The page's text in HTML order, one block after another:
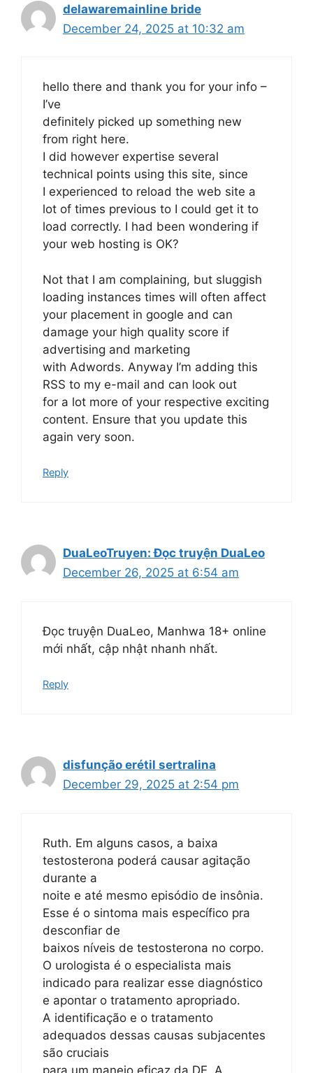
delawaremainline bride
December 24, 2025 at 10:32 am
hello there and thank you for your info –
I’ve
definitely picked up something new
from right here.
I did however expertise several
technical points using this site, since
I experienced to reload the web site a
lot of times previous to I could get it to
load correctly. I had been wondering if
your web hosting is OK?
Not that I am complaining, but sluggish
loading instances times will often affect
your placement in google and can
damage your high quality score if
advertising and marketing
with Adwords. Anyway I’m adding this
RSS to my e-mail and can look out
for a lot more of your respective exciting
content. Ensure that you update this
again very soon.
Reply
DuaLeoTruyen: Đọc truyện DuaLeo
December 26, 2025 at 6:54 am
Đọc truyện DuaLeo, Manhwa 18+ online
mới nhất, cập nhật nhanh nhất.
Reply
disfunção erétil sertralina
December 29, 2025 at 2:54 pm
Ruth. Em alguns casos, a baixa
testosterona poderá causar agitação
durante a
noite e até mesmo episódio de insônia.
Esse é o sintoma mais específico pra
desconfiar de
baixos níveis de testosterona no corpo.
O urologista é o especialista mais
indicado para realizar esse diagnóstico
e apontar o tratamento apropriado.
A identificação e o tratamento
adequados dessas causas subjacentes
são cruciais
para um manejo eficaz da DE. A